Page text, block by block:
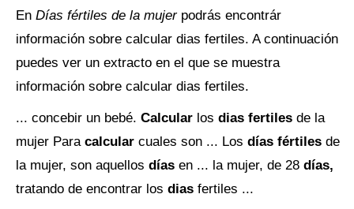
En Días fértiles de la mujerpodrás encontrár
información sobre calcular dias fertiles. A continuación
puedes ver un extracto en el que se muestra
información sobre calcular dias fertiles.
... concebir un bebé. Calcular los dias fertiles de la
mujer Para calcular cuales son ... Los días fértiles de
la mujer, son aquellos días en ... la mujer, de 28 días,
tratando de encontrar los dias fertiles ...